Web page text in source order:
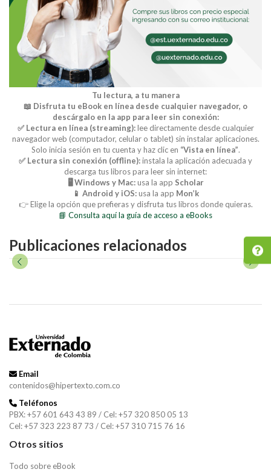
Tu lectura, a tu manera
📖 Disfruta tu eBook en línea desde cualquier navegador, o
descárgalo en la app para leer sin conexión:
✅ Lectura en línea (streaming):lee directamente desde cualquier
navegador web (computador, celular o tablet) sin instalar aplicaciones.
Solo inicia sesión en tu cuenta y haz clic en “Vista en línea”.
✅ Lectura sin conexión (offline):instala la aplicación adecuada y
descarga tus libros para leer sin internet:
🖥️ Windows y Mac:usa la app Scholar
📱 Android y iOS:usa la app Mon’k
👉 Elige la opción que prefieras y disfruta tus libros donde quieras.
📘 Consulta aquí la guía de acceso a eBooks
Publicaciones relacionados
Email
contenidos@hipertexto.com.co
Teléfonos
PBX: +57 601 643 43 89 / Cel: +57 320 850 05 13
Cel: +57 323 223 87 73 / Cel: +57 310 715 76 16
Otros sitios
Todo sobre eBook